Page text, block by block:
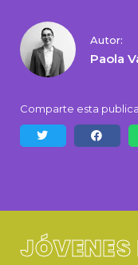
Autor:
Paola
Comparte esta
JÓVENES